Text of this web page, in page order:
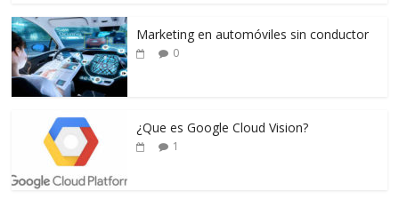
Marketing en automóviles sin conductor
0
¿Que es Google Cloud Vision?
1